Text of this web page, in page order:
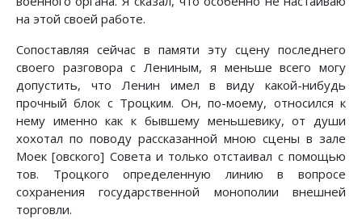
на этой своей работе.
Сопоставляя сейчас в памяти эту сцену последнего
своего разговора с Лениным, я меньше всего могу
допустить, что Ленин имел в виду какой-нибудь
прочный блок с Троцким. Он, по-моему, относился к
нему именно как к бывшему меньшевику, от души
хохотал по поводу рассказанной мною сцены в зале
Моек [овского] Совета и только отстаивал с помощью
тов. Троцкого определенную линию в вопросе
сохранения государственной монополии внешней
торговли.